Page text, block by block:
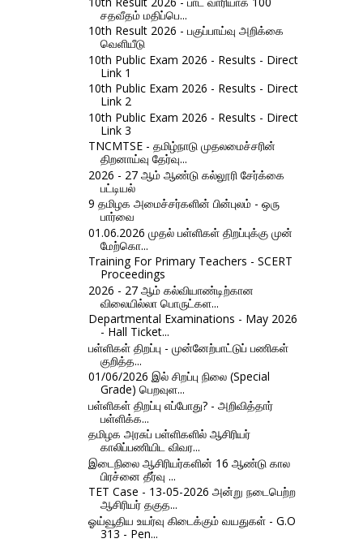
சதவீதம் மதிப்பெ...
10th Result 2026 - பகுப்பாய்வு அறிக்கை
வெளியீடு
10th Public Exam 2026 - Results - Direct
Link 1
10th Public Exam 2026 - Results - Direct
Link 2
10th Public Exam 2026 - Results - Direct
Link 3
TNCMTSE - தமிழ்நாடு முதலமைச்சரின்
திறனாய்வு தேர்வு...
2026 - 27 ஆம் ஆண்டு கல்லூரி சேர்க்கை
பட்டியல்
9 தமிழக அமைச்சர்களின் பின்புலம் - ஒரு
பார்வை
01.06.2026 முதல் பள்ளிகள் திறப்புக்கு முன்
மேற்கொ...
Training For Primary Teachers - SCERT
Proceedings
2026 - 27 ஆம் கல்வியாண்டிற்கான
விலையில்லா பொருட்கள...
Departmental Examinations - May 2026
- Hall Ticket...
பள்ளிகள் திறப்பு - முன்னேற்பாட்டுப் பணிகள்
குறித்த...
01/06/2026 இல் சிறப்பு நிலை (Special
Grade) பெறவுள...
பள்ளிகள் திறப்பு எப்போது? - அறிவித்தார்
பள்ளிக்க...
தமிழக அரசுப் பள்ளிகளில் ஆசிரியர்
காலிப்பணியிட விவர...
இடைநிலை ஆசிரியர்களின் 16 ஆண்டு கால
பிரச்னை தீர்வு ...
TET Case - 13-05-2026 அன்று நடைபெற்ற
ஆசிரியர் தகுத...
ஓய்வூதிய உயர்வு கிடைக்கும் வயதுகள் - G.O
313 - Pen...